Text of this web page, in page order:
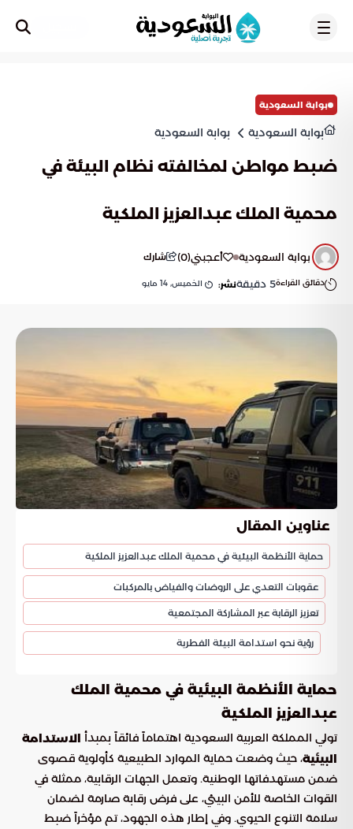
بوابة السعودية
بوابة السعودية بوابة السعودية
ضبط مواطن لمخالفته نظام البيئة في
محمية الملك عبدالعزيز الملكية
بوابة السعودية أعجبني(
0
) شارك
دقائق القراءة5 دقيقةنشر: الخميس, 14 مايو
عناوين المقال
حماية الأنظمة البيئية في محمية الملك عبدالعزيز الملكية
عقوبات التعدي على الروضات والفياض بالمركبات
تعزيز الرقابة عبر المشاركة المجتمعية
رؤية نحو استدامة البيئة الفطرية
حماية الأنظمة البيئية في محمية الملك
عبدالعزيز الملكية
تولي المملكة العربية السعودية اهتماماً فائقاً بمبدأ الاستدامة
البيئية، حيث وضعت حماية الموارد الطبيعية كأولوية قصوى
ضمن مستهدفاتها الوطنية. وتعمل الجهات الرقابية، ممثلة في
القوات الخاصة للأمن البيئي، على فرض رقابة صارمة لضمان
سلامة التنوع الحيوي. وفي إطار هذه الجهود، تم مؤخراً ضبط